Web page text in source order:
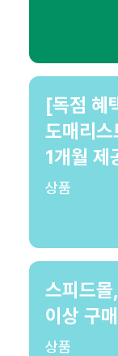
[독점 혜
도매리
1개월 제
상품
스피드
이상 구
상품